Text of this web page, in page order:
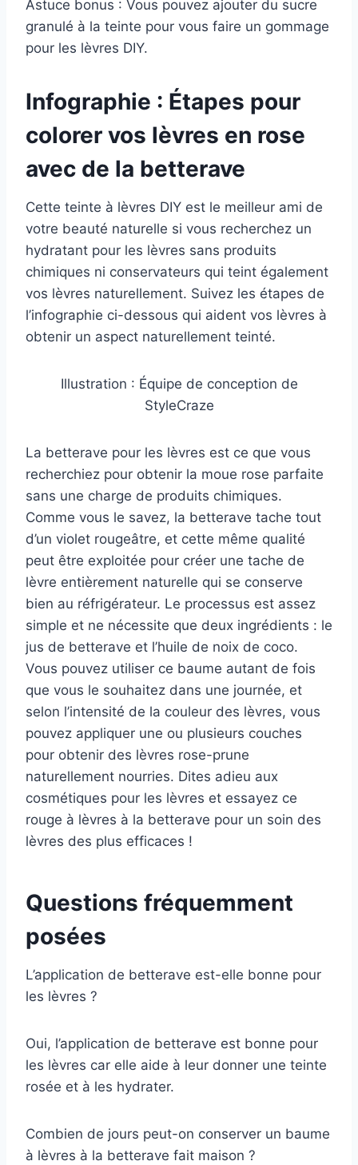
Astuce bonus : Vous pouvez ajouter du sucre
granulé à la teinte pour vous faire un gommage
pour les lèvres DIY.
Infographie : Étapes pour
colorer vos lèvres en rose
avec de la betterave
Cette teinte à lèvres DIY est le meilleur ami de
votre beauté naturelle si vous recherchez un
hydratant pour les lèvres sans produits
chimiques ni conservateurs qui teint également
vos lèvres naturellement. Suivez les étapes de
l’infographie ci-dessous qui aident vos lèvres à
obtenir un aspect naturellement teinté.
Illustration : Équipe de conception de
StyleCraze
La betterave pour les lèvres est ce que vous
recherchiez pour obtenir la moue rose parfaite
sans une charge de produits chimiques.
Comme vous le savez, la betterave tache tout
d’un violet rougeâtre, et cette même qualité
peut être exploitée pour créer une tache de
lèvre entièrement naturelle qui se conserve
bien au réfrigérateur. Le processus est assez
simple et ne nécessite que deux ingrédients : le
jus de betterave et l’huile de noix de coco.
Vous pouvez utiliser ce baume autant de fois
que vous le souhaitez dans une journée, et
selon l’intensité de la couleur des lèvres, vous
pouvez appliquer une ou plusieurs couches
pour obtenir des lèvres rose-prune
naturellement nourries. Dites adieu aux
cosmétiques pour les lèvres et essayez ce
rouge à lèvres à la betterave pour un soin des
lèvres des plus efficaces !
Questions fréquemment
posées
L’application de betterave est-elle bonne pour
les lèvres ?
Oui, l’application de betterave est bonne pour
les lèvres car elle aide à leur donner une teinte
rosée et à les hydrater.
Combien de jours peut-on conserver un baume
à lèvres à la betterave fait maison ?